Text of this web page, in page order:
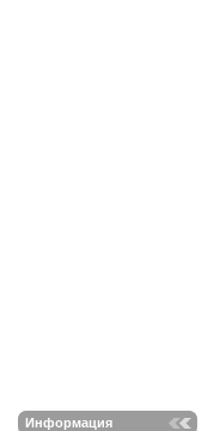
Информация